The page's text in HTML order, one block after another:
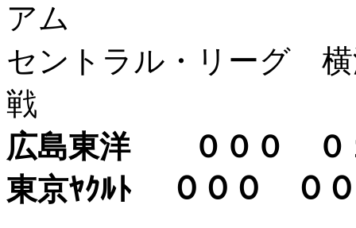
アム
セントラル・リーグ 横
戦
広島東洋 ０００
東京ﾔｸﾙﾄ ０００